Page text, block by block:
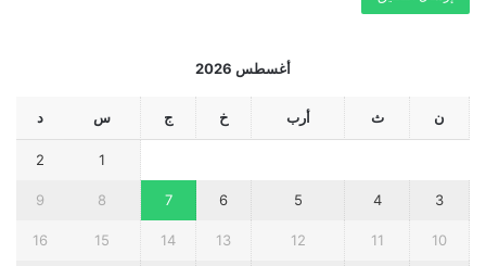
أغسطس 2026
ن ث أرب خ ج س د
1
2
3
4
5
6
7
8
9
10
11
12
13
14
15
16